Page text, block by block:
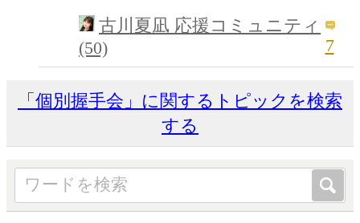
古川夏凪 応援コミュニティ
(50)
7
「個別握手会」に関するトピックを検索
する